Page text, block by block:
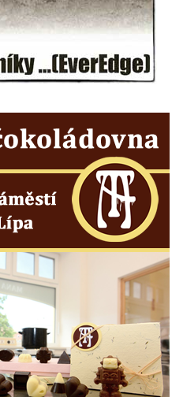
u cesty
na domě
Chemnitz
Chemnitz
v ZOO